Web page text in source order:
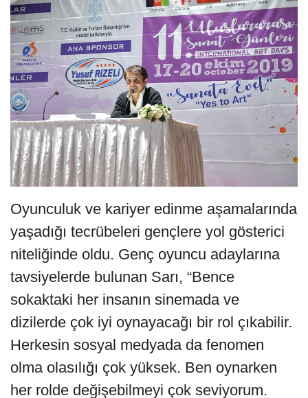
Oyunculuk ve kariyer edinme aşamalarında
yaşadığı tecrübeleri gençlere yol gösterici
niteliğinde oldu. Genç oyuncu adaylarına
tavsiyelerde bulunan Sarı, “Bence
sokaktaki her insanın sinemada ve
dizilerde çok iyi oynayacağı bir rol çıkabilir.
Herkesin sosyal medyada da fenomen
olma olasılığı çok yüksek. Ben oynarken
her rolde değişebilmeyi çok seviyorum.